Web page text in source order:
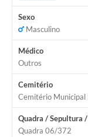
Sexo
Masculino
Médico
Outros
Cemitério
Cemitério Municipal
Quadra / Sepultura
Quadra 06/372